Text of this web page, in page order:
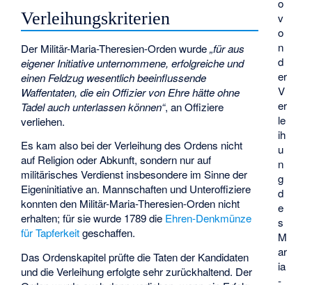
v
o
n
d
er
V
er
le
ih
u
n
g
d
e
s
M
ar
ia
-
Verleihungskriterien
Der Militär-Maria-Theresien-Orden wurde„für aus
eigener Initiative unternommene, erfolgreiche und
einen Feldzug wesentlich beeinflussende
Waffentaten, die ein Offizier von Ehre hätte ohne
Tadel auch unterlassen können“, an Offiziere
verliehen.
Es kam also bei der Verleihung des Ordens nicht
auf Religion oder Abkunft, sondern nur auf
militärisches Verdienst insbesondere im Sinne der
Eigeninitiative an. Mannschaften und Unteroffiziere
konnten den Militär-Maria-Theresien-Orden nicht
erhalten; für sie wurde 1789 die Ehren-Denkmünze
für Tapferkeitgeschaffen.
Das Ordenskapitel prüfte die Taten der Kandidaten
und die Verleihung erfolgte sehr zurückhaltend. Der